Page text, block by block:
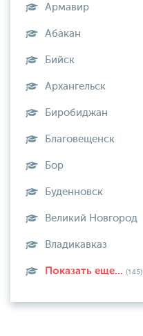
Армавир
Абакан
Бийск
Архангельск
Биробиджан
Благовещенск
Бор
Буденновск
Великий Новгород
Владикавказ
Показать еще... (145)